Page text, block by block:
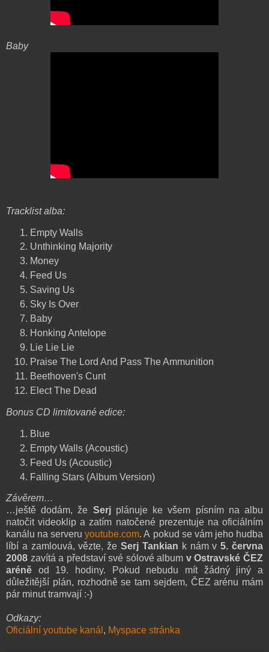
Baby
Tracklist alba:
Empty Walls
Unthinking Majority
Money
Feed Us
Saving Us
Sky Is Over
Baby
Honking Antelope
Lie Lie Lie
Praise The Lord And Pass The Ammunition
Beethoven's Cunt
Elect The Dead
Bonus CD limitované edice:
Blue
Empty Walls (Acoustic)
Feed Us (Acoustic)
Falling Stars (Album Version)
Závěrem…
…ještě dodám, že Serjplánuje ke všem písním na albu
natočit videoklip a zatím natočené prezentuje na oficiálním
kanálu na serveruyoutube.com. A pokud se vám jeho hudba
líbí a zamlouvá, vězte, žeSerj Tankian k nám v5. června
2008 zavítá a představí své sólové album v Ostravské ČEZ
aréně od 19. hodiny. Pokud nebudu mít žádný jiný a
důležitější plán, rozhodně se tam sejdem, ČEZ arénu mám
pár minut tramvají :-)
Odkazy:
Oficiální youtube kanál , Myspace stránka